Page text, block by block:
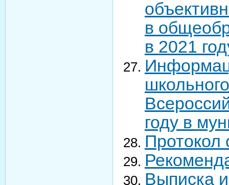
в
в 2021
году в
Протокол
Выписка